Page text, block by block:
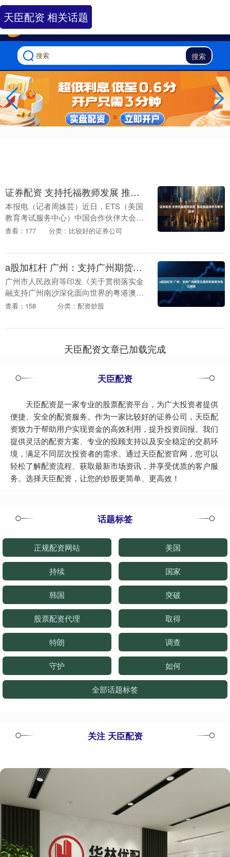
-->
搜索
天臣配资 相关话题
证券配资 支持托福教师发展 推动英语测评与教学进步
本报电（记者周姝芸）近日，ETS（美国
教育考试服务中心）中国合作伙伴大会在
广东广州举行。近200位来自高校、国际
聚一堂，共同....
查看：177 分类：比较好的证券公司
a股加杠杆 广州：支持广州期货交易所积极研究电力期货
广州市人民政府等印发《关于贯彻落实金
融支持广州南沙深化面向世界的粤港澳全
面合作的意见实施方案》a股加杠杆，其中
期货，争取国家....
查看：158 分类：配资炒股
天臣配资文章已加载完成
天臣配资
天臣配资是一家专业的股票配资平台，为广大投资者提供
便捷、安全的配资服务。作为一家比较好的证券公司，天臣配
资致力于帮助用户实现资金的高效利用，提升投资回报。我们
提供灵活的配资方案、专业的投顾支持以及安全稳定的交易环
境，满足不同层次投资者的需求。通过天臣配资官网，您可以
轻松了解配资流程、获取最新市场资讯，并享受优质的客户服
务。选择天臣配资，让您的炒股更简单、更高效！
话题标签
正规配资网站 美国
持续 国家
韩国 突破
股票配资代理 取得
特朗 调查
守护 如何
全部话题标签
关注 天臣配资